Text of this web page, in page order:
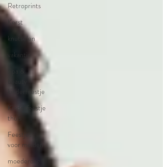
Retroprints
Kerst
knutselen
vakantie
kinderfeestje
Kinderfeestje
thuis
Feestjes
voor meiden
moederdag